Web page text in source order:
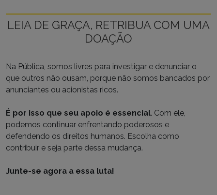
LEIA DE GRAÇA, RETRIBUA COM UMA
DOAÇÃO
Na Pública, somos livres para investigar e denunciar o
que outros não ousam, porque não somos bancados por
anunciantes ou acionistas ricos.
É por isso que seu apoio é essencial. Com ele,
podemos continuar enfrentando poderosos e
defendendo os direitos humanos. Escolha como
contribuir e seja parte dessa mudança.
Junte-se agora a essa luta!